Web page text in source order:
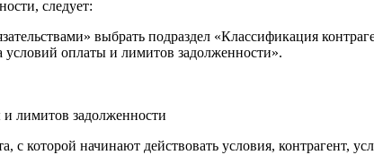
следует:
выбрать подраздел «Классификация
условий оплаты и лимитов задолженности».
лимитов задолженности
с которой начинают действовать условия, контрагент,